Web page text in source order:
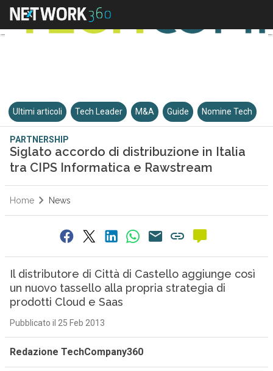
Ultimi articoli Tech Leader M&A Guide Nomine Tech
PARTNERSHIP
Siglato accordo di distribuzione in Italia
tra CIPS Informatica e Rawstream
Home News
Il distributore di Città di Castello aggiunge così
un nuovo tassello alla propria strategia di
prodotti Cloud e Saas
Pubblicato il 25 Feb 2013
Redazione TechCompany360